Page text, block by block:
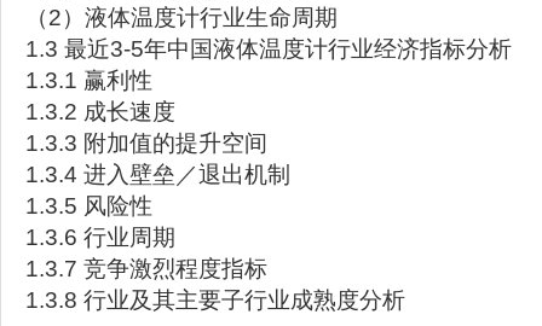
（2）液体温度计行业生命周期
1.3 最近3-5年中国液体温度计行业经济指标分析
1.3.1 赢利性
1.3.2 成长速度
1.3.3 附加值的提升空间
1.3.4 进入壁垒／退出机制
1.3.5 风险性
1.3.6 行业周期
1.3.7 竞争激烈程度指标
1.3.8 行业及其主要子行业成熟度分析